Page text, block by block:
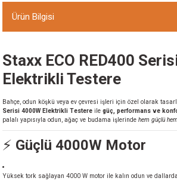
Ürün Bilgisi
Staxx ECO RED400
Elektrikli Testere
Bahçe, odun köşkü veya ev çevresi işleri için özel olarak
Serisi 4000W Elektrikli Testere ile güç, performans ve
palalı yapısıyla odun, ağaç ve budama işlerinde hem güçlü
⚡ Güçlü 4000W Motor
Yüksek tork sağlayan 4000 W motor ile kalın odun ve